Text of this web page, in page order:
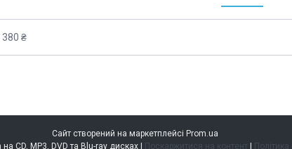
380 ₴
Сайт створений на маркетплейсі Prom.ua
music.kiev.ua — музика на CD, MP3, DVD та Blu-ray дисках | Поскаржитися на контент | Політика